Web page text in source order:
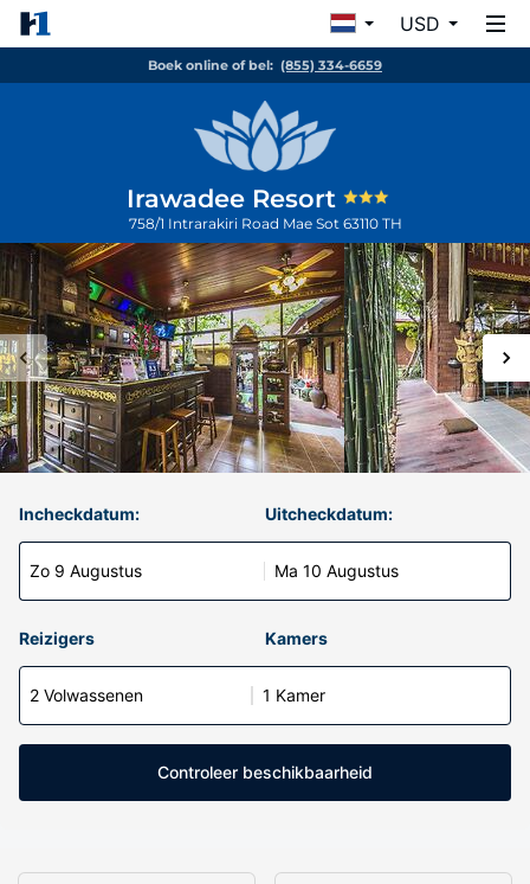
USD
Boek online of bel: (855) 334-6659
Irawadee Resort
758/1 Intrarakiri Road Mae Sot 63110 TH
Incheckdatum:
Zo 9 Augustus
Uitcheckdatum:
Ma 10 Augustus
Reizigers Kamers
2 Volwassenen 1 Kamer
Controleer beschikbaarheid